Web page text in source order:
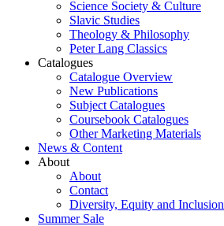
Science Society & Culture
Slavic Studies
Theology & Philosophy
Peter Lang Classics
Catalogues
Catalogue Overview
New Publications
Subject Catalogues
Coursebook Catalogues
Other Marketing Materials
News & Content
About
About
Contact
Diversity, Equity and Inclusion
Summer Sale